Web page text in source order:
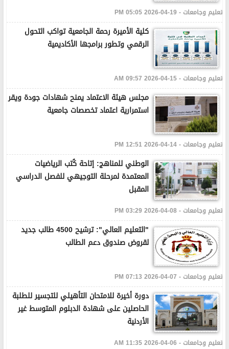
تعليم وجامعات - 19-04-2026 05:05 PM
كلية الأميرة رحمة الجامعية تواكب التحول
الرقمي وتطور برامجها الأكاديمية
تعليم وجامعات - 15-04-2026 09:57 AM
مجلس هيئة الاعتماد يمنح شهادات جودة ويقر
استمرارية اعتماد تخصصات جامعية
تعليم وجامعات - 14-04-2026 12:51 PM
الوطني للمناهج: إتاحة كُتب الرياضيات
المعتمدة لمرحلة التوجيهي للفصل الدراسي
المقبل
تعليم وجامعات - 08-04-2026 03:29 PM
"التعليم العالي": ترشيح 4500 طالب جديد
لقروض صندوق دعم الطالب
تعليم وجامعات - 07-04-2026 07:13 PM
دورة أخيرة للامتحان التأهيلي للتجسير للطلبة
الحاصلين على شهادة الدبلوم المتوسط غير
الأردنية
تعليم وجامعات - 06-04-2026 11:35 AM